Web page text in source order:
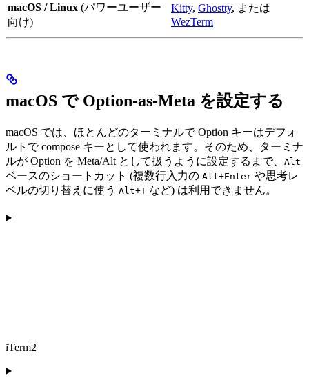
macOS / Linux (パワーユーザー
向け)
Kitty, Ghostty, または
WezTerm
macOS で Option-as-Meta を設定する
macOS では、ほとんどのターミナルで Option キーはデフォ
ルトで compose キーとして使われます。そのため、ターミナ
ルが Option を Meta/Alt として扱うように設定するまで、 Alt
ベースのショートカット (複数行入力の Alt+Enter や思考レ
ベルの切り替えに使う Alt+T など) は利用できません。
iTerm2